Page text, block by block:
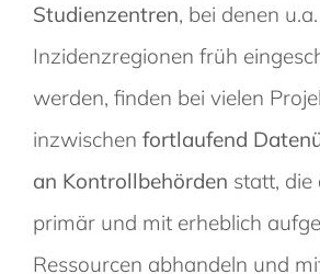
Studienzentren, bei denen
Inzidenzregionen früh
werden, finden bei vielen
inzwischen fortlaufend
an Kontrollbehörden statt, die
primär und mit erheblich
Ressourcen abhandeln und